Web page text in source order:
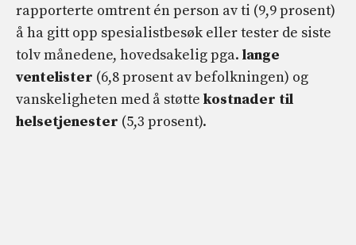
rapporterte omtrent én person av ti (9,9 prosent)
å ha gitt opp spesialistbesøk eller tester de siste
tolv månedene, hovedsakelig pga. lange
ventelister (6,8 prosent av befolkningen) og
vanskeligheten med å støtte kostnader til
helsetjenester (5,3 prosent).